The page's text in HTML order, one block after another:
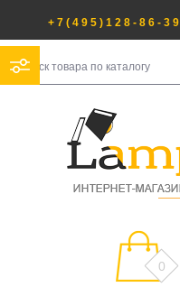
+7(495)128-86-39
0